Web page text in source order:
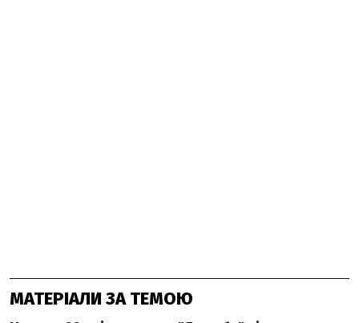
МАТЕРІАЛИ ЗА ТЕМОЮ